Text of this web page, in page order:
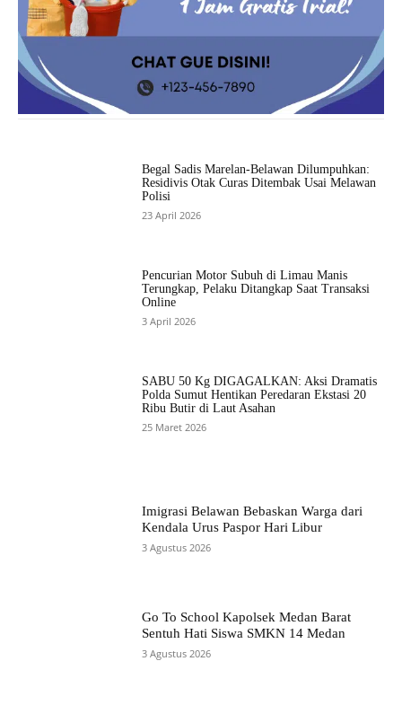
Begal Sadis Marelan-Belawan Dilumpuhkan:
Residivis Otak Curas Ditembak Usai Melawan
Polisi
23 April 2026
Pencurian Motor Subuh di Limau Manis
Terungkap, Pelaku Ditangkap Saat Transaksi
Online
3 April 2026
SABU 50 Kg DIGAGALKAN: Aksi Dramatis
Polda Sumut Hentikan Peredaran Ekstasi 20
Ribu Butir di Laut Asahan
25 Maret 2026
Imigrasi Belawan Bebaskan Warga dari
Kendala Urus Paspor Hari Libur
3 Agustus 2026
Go To School Kapolsek Medan Barat
Sentuh Hati Siswa SMKN 14 Medan
3 Agustus 2026